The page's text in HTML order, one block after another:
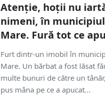
Atenție, hoții nu
nimeni, în
Mare. Fură tot ce
Furt dintr-un imobil în
Mare. Un bărbat a fost lăsat
multe bunuri de către un
pus mâna pe ce a apucat...